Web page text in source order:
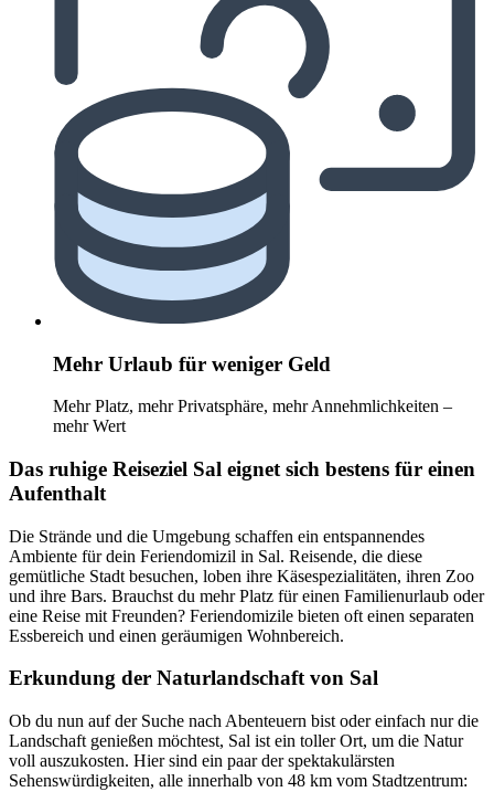
Mehr Urlaub für weniger Geld
Mehr Platz, mehr Privatsphäre, mehr Annehmlichkeiten –
mehr Wert
Das ruhige Reiseziel Sal eignet sich bestens für einen
Aufenthalt
Die Strände und die Umgebung schaffen ein entspannendes
Ambiente für dein Feriendomizil in Sal. Reisende, die diese
gemütliche Stadt besuchen, loben ihre Käsespezialitäten, ihren Zoo
und ihre Bars. Brauchst du mehr Platz für einen Familienurlaub oder
eine Reise mit Freunden? Feriendomizile bieten oft einen separaten
Essbereich und einen geräumigen Wohnbereich.
Erkundung der Naturlandschaft von Sal
Ob du nun auf der Suche nach Abenteuern bist oder einfach nur die
Landschaft genießen möchtest, Sal ist ein toller Ort, um die Natur
voll auszukosten. Hier sind ein paar der spektakulärsten
Sehenswürdigkeiten, alle innerhalb von 48 km vom Stadtzentrum: